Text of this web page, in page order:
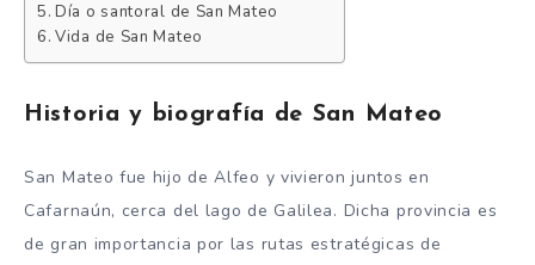
Día o santoral de San Mateo
Vida de San Mateo
Historia y biografía de San Mateo
San Mateo fue hijo de Alfeo y vivieron juntos en
Cafarnaún, cerca del lago de Galilea. Dicha provincia es
de gran importancia por las rutas estratégicas de